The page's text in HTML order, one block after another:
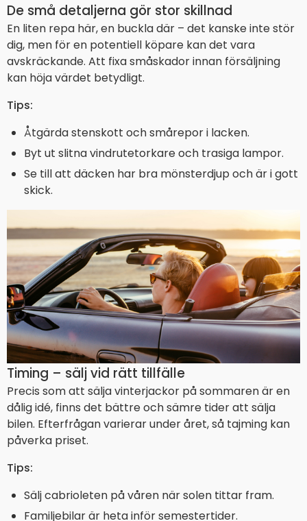
De små detaljerna gör stor skillnad
En liten repa här, en buckla där – det kanske inte stör
dig, men för en potentiell köpare kan det vara
avskräckande. Att fixa småskador innan försäljning
kan höja värdet betydligt.
Tips:
Åtgärda stenskott och smårepor i lacken.
Byt ut slitna vindrutetorkare och trasiga lampor.
Se till att däcken har bra mönsterdjup och är i gott
skick.
Timing – sälj vid rätt tillfälle
Precis som att sälja vinterjackor på sommaren är en
dålig idé, finns det bättre och sämre tider att sälja
bilen. Efterfrågan varierar under året, så tajming kan
påverka priset.
Tips:
Sälj cabrioleten på våren när solen tittar fram.
Familjebilar är heta inför semestertider.